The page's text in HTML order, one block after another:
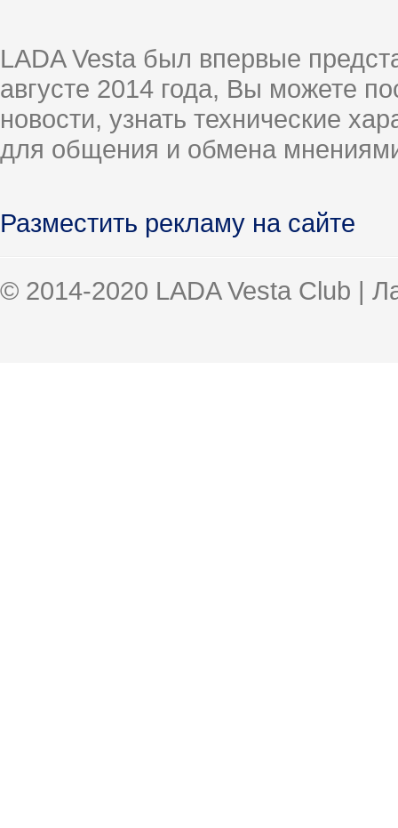
LADA Vesta был впервые
августе 2014 года, Вы можете
новости, узнать технические
для общения и обмена
Разместить рекламу на сайте
© 2014-2020 LADA Vesta Club |